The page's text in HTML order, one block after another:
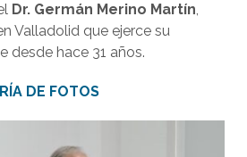
Dr. Germán Merino Martín,
Valladolid que ejerce su
desde hace 31 años.
DE FOTOS